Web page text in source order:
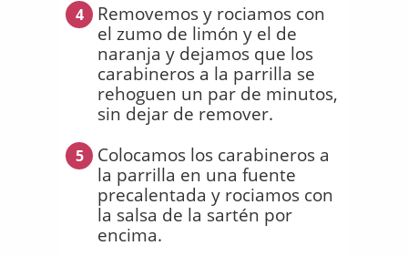
4
Removemos y rociamos con
el zumo de limón y el de
naranja y dejamos que los
carabineros a la parrilla se
rehoguen un par de minutos,
sin dejar de remover.
5
Colocamos los carabineros a
la parrilla en una fuente
precalentada y rociamos con
la salsa de la sartén por
encima.